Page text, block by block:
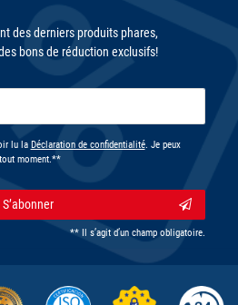
des derniers produits phares,
bons de réduction exclusifs!
lu la Déclaration de confidentialité. Je peux
moment.**
S’abonner
** Il s’agit d’un champ obligatoire.